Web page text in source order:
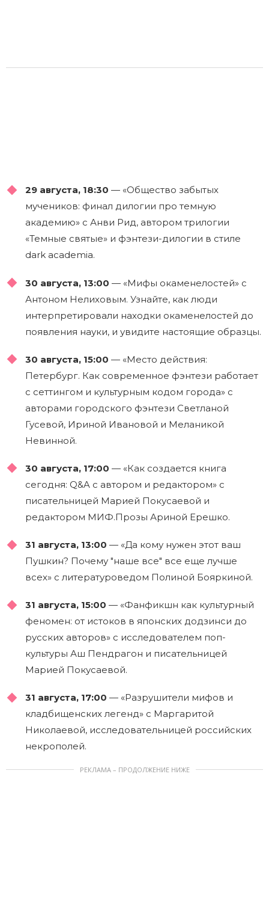
29 августа, 18:30 — «Общество забытых
мучеников: финал дилогии про темную
академию» с Анви Рид, автором трилогии
«Темные святые» и фэнтези-дилогии в стиле
dark academia.
30 августа, 13:00 — «Мифы окаменелостей» с
Антоном Нелиховым. Узнайте, как люди
интерпретировали находки окаменелостей до
появления науки, и увидите настоящие образцы.
30 августа, 15:00 — «Место действия:
Петербург. Как современное фэнтези работает
с сеттингом и культурным кодом города» с
авторами городского фэнтези Светланой
Гусевой, Ириной Ивановой и Меланикой
Невинной.
30 августа, 17:00 — «Как создается книга
сегодня: Q&A с автором и редактором» с
писательницей Марией Покусаевой и
редактором МИФ.Прозы Ариной Ерешко.
31 августа, 13:00 — «Да кому нужен этот ваш
Пушкин? Почему "наше все" все еще лучше
всех» с литературоведом Полиной Бояркиной.
31 августа, 15:00 — «Фанфикшн как культурный
феномен: от истоков в японских додзинси до
русских авторов» с исследователем поп-
культуры Аш Пендрагон и писательницей
Марией Покусаевой.
31 августа, 17:00 — «Разрушители мифов и
кладбищенских легенд» с Маргаритой
Николаевой, исследовательницей российских
некрополей.
РЕКЛАМА – ПРОДОЛЖЕНИЕ НИЖЕ